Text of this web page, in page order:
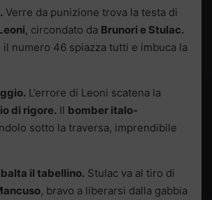
Verre da punizione trova la testa di
, circondato da Brunori e Stulac.
il numero 46 spiazza tutti e imbuca la
L’errore di Leoni scatena la
di rigore. Il bomber italo-
sotto la traversa, imprendibile
il tabellino. Stulac va al tiro di
, bravo a liberarsi dalla gabbia